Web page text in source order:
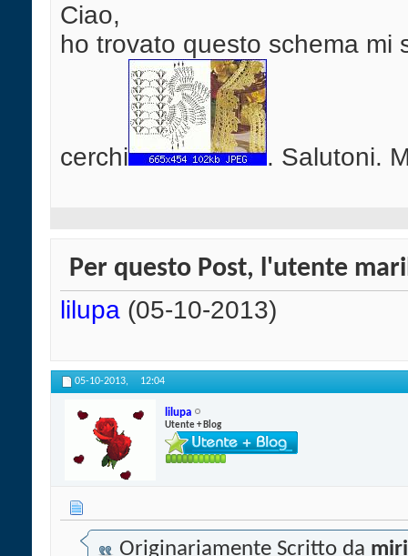
Ciao,
ho trovato questo schema mi
cerchi . Salutoni.
Per questo Post, l'utente
lilupa (05-10-2013)
05-10-2013, 12:04
lilupa
Utente + Blog
Originariamente Scritto da